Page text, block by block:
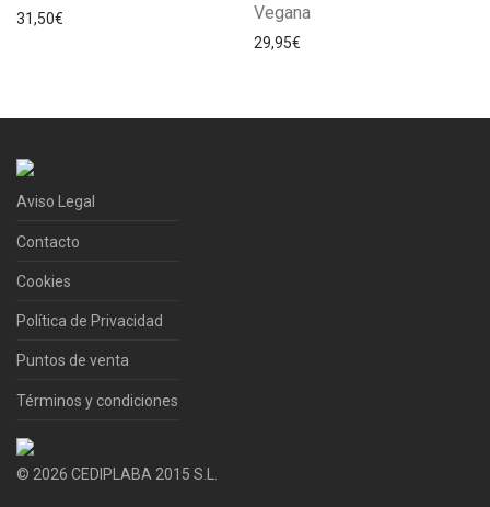
31,50€
Vegana
29,95€
Aviso Legal
Contacto
Cookies
Política de Privacidad
Puntos de venta
Términos y condiciones
© 2026 CEDIPLABA 2015 S.L.